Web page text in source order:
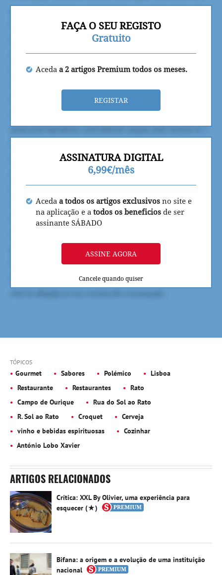
FAÇA O SEU REGISTO
Gratuito
Aceda a 2 artigos Premium todos os meses.
REGISTAR
ASSINATURA DIGITAL
6,99€/mês
Aceda a todos os artigos exclusivos no site e
na aplicação e a todos os beneficios de ser
assinante SÁBADO
ASSINE AGORA
Cancele quando quiser
TÓPICOS
Gourmet Sabores Polémico
Lisboa
Restaurante
Restaurantes
Rato
Campo de Ourique
Rua do Sol ao Rato
R. Sol ao Rato
Croquet
Cerveja
vinho e bebidas espirituosas
Cozinhar
António Lobo Xavier
ARTIGOS RELACIONADOS
Crítica: XXL By Olivier, uma experiência para
esquecer (★)
Bifana: a origem e a evolução de uma instituição
nacional